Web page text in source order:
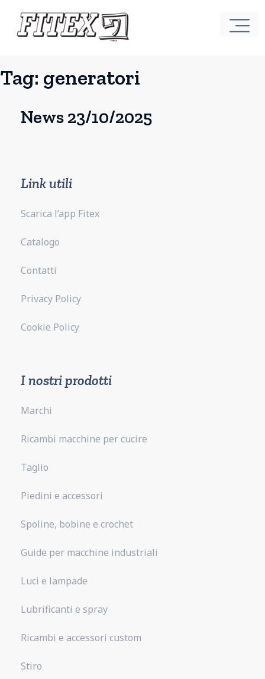
Tag: generatori
News 23/10/2025
Link utili
Scarica l’app Fitex
Catalogo
Contatti
Privacy Policy
Cookie Policy
I nostri prodotti
Marchi
Ricambi macchine per cucire
Taglio
Piedini e accessori
Spoline, bobine e crochet
Guide per macchine industriali
Luci e lampade
Lubrificanti e spray
Ricambi e accessori custom
Stiro